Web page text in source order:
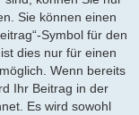
Sie können einen
Symbol für den
dies nur für einen
Wenn bereits
Ihr Beitrag in der
Es wird sowohl